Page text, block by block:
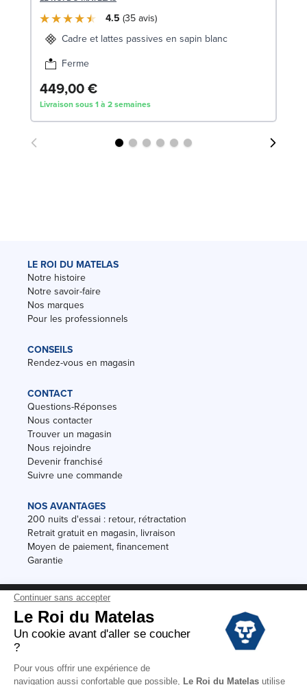
4.5 35avis
Cadre et lattes passives en sapin blanc
Ferme
449,00 €
Livraison sous 1 à 2 semaines
LE ROI DU MATELAS
Notre histoire
Notre savoir-faire
Nos marques
Pour les professionnels
CONSEILS
Rendez-vous en magasin
CONTACT
Questions-Réponses
Nous contacter
Trouver un magasin
Nous rejoindre
Devenir franchisé
Suivre une commande
NOS AVANTAGES
200 nuits d'essai : retour, rétractation
Retrait gratuit en magasin, livraison
Moyen de paiement, financement
Garantie
Conditions des offres
Black Friday
Destockage